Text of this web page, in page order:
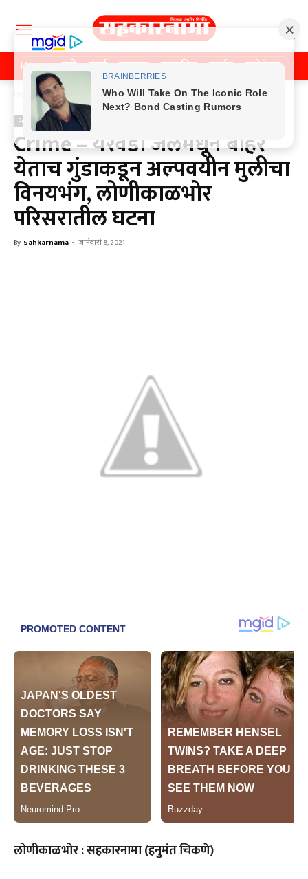
Home पुणे मुंबई महाराष्ट्र राजकीय क्राईम मनोरंजन
Previos News
Previos News
Crime – येरवडा जेलमधून बाहेर
येताच गुंडाकडून अल्पवयीन मुलीचा
विनयभंग, लोणीकाळभोर
परिसरातील घटना
By Sahkarnama - जानेवारी 8, 2021
लोणीकाळभोर : सहकारनामा (हनुमंत चिकणे)